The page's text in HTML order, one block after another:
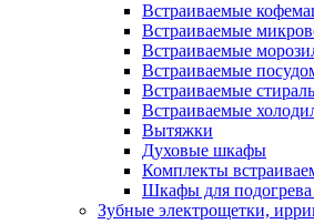
Встраиваемые
Встраиваемые
Встраиваемые
Встраиваемые
Встраиваемые
Встраиваемые
Вытяжки
Духовые шкафы
Комплекты
Шкафы для
Зубные электрощетки,